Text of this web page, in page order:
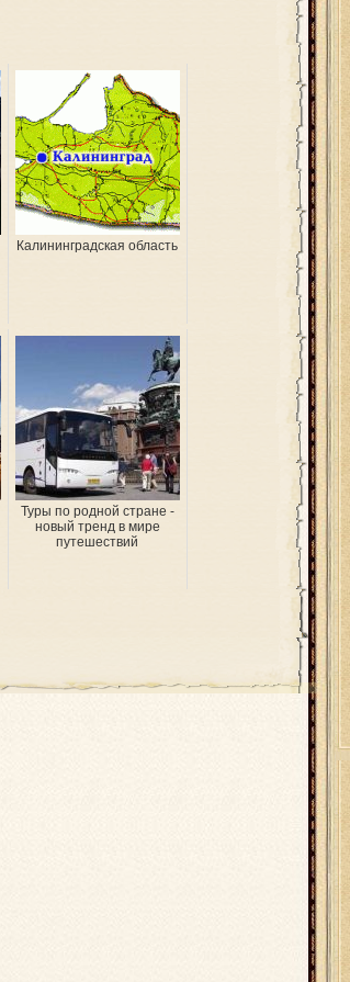
Калининградская область
Туры по родной стране -
новый тренд в мире
путешествий